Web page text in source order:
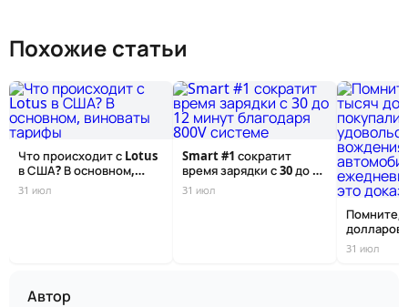
Похожие статьи
Что происходит с Lotus
в США? В основном,
виноваты...
31 июл
Smart #1 сократит
время зарядки с 30 до 12
минут б...
31 июл
Помните,
долларов
31 июл
Автор